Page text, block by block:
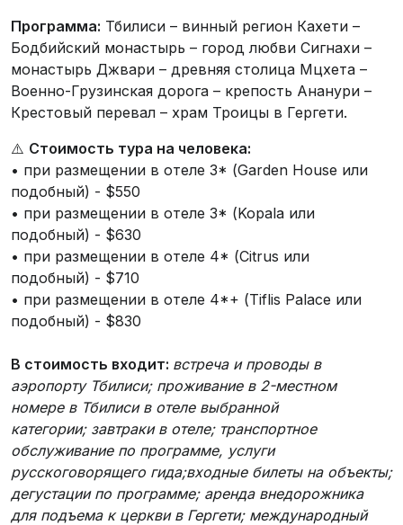
Программа: Тбилиси – винный регион Кахети –
Бодбийский монастырь – город любви Сигнахи –
монастырь Джвари – древняя столица Мцхета –
Военно-Грузинская дорога – крепость Ананури –
Крестовый перевал – храм Троицы в Гергети.
⚠️ Стоимость тура на человека:
• при размещении в отеле 3* (Garden House или
подобный) - $550
• при размещении в отеле 3* (Kopala или
подобный) - $630
• при размещении в отеле 4* (Citrus или
подобный) - $710
• при размещении в отеле 4*+ (Tiflis Palace или
подобный) - $830
В стоимость входит: встреча и проводы в
аэропорту Тбилиси; проживание в 2-местном
номере в Тбилиси в отеле выбранной
категории; завтраки в отеле; транспортное
обслуживание по программе, услуги
русскоговорящего гида;входные билеты на объекты;
дегустации по программе; аренда внедорожника
для подъема к церкви в Гергети; международный